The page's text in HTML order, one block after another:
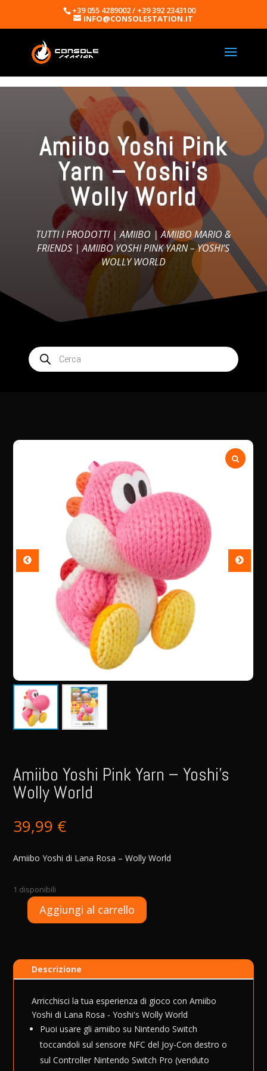
+39 055 4289002 / +39 392 2343100
INFO@CONSOLESTATION.IT
Amiibo Yoshi Pink
Yarn – Yoshi’s
Wolly World
TUTTI I PRODOTTI|AMIIBO |AMIIBO MARIO &
FRIENDS | AMIIBO YOSHI PINK YARN – YOSHI’S
WOLLY WORLD
Products
search
Amiibo Yoshi Pink Yarn – Yoshi’s
Wolly World
39,99 €
Amiibo Yoshi di Lana Rosa – Wolly World
1 disponibili
Amiibo
Yarn
Wolly
World
quantità
Aggiungi al carrello
r
t
i
v
e
Descrizione
Arricchisci la tua esperienza di gioco con Amiibo
Yoshi di Lana Rosa - Yoshi's Wolly World
Puoi usare gli amiibo su Nintendo Switch
toccandoli sul sensore NFC del Joy-Con destro o
sul Controller Nintendo Switch Pro (venduto